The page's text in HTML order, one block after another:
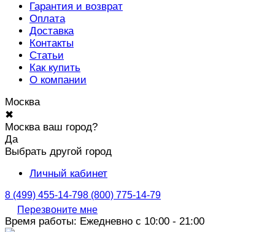
Гарантия и возврат
Оплата
Доставка
Контакты
Статьи
Как купить
О компании
Москва
✖
Москва ваш город?
Да
Выбрать другой город
Личный кабинет
8 (499) 455-14-798 (800) 775-14-79
Перезвоните мне
Время работы: Ежедневно с 10:00 - 21:00